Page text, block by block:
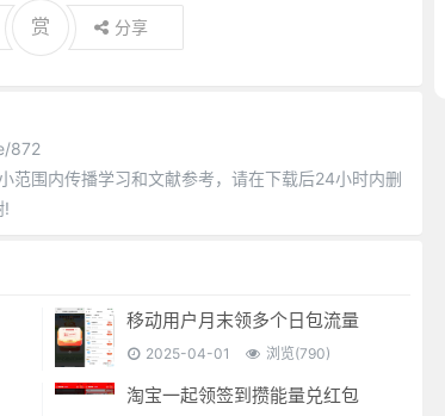
赏 分享
872
范围内传播学习和文献参考，请在下载后24小时内删
!
移动用户月末领多个日包流量
2025-04-01 浏览(790)
淘宝一起领签到攒能量兑红包